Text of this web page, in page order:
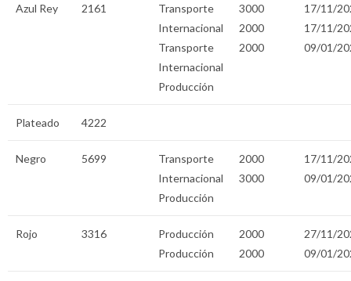
Azul Rey 2161
Transporte
Internacional
Transporte
Internacional
Producción
3000
2000
2000
17/11/
17/11/
09/01/
Plateado 4222
Negro 5699
Transporte
Internacional
Producción
2000
3000
17/11/
09/01/
Rojo 3316
Producción
Producción
2000
2000
27/11/
09/01/